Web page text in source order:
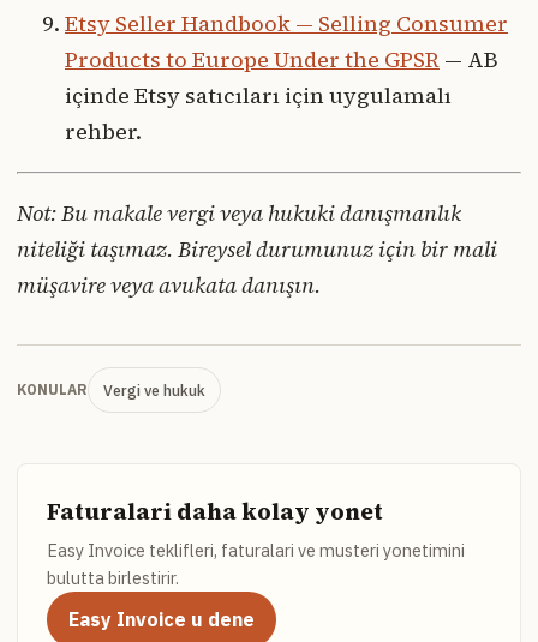
Etsy Seller Handbook — Selling Consumer
Products to Europe Under the GPSR — AB
içinde Etsy satıcıları için uygulamalı
rehber.
Not: Bu makale vergi veya hukuki danışmanlık
niteliği taşımaz. Bireysel durumunuz için bir mali
müşavire veya avukata danışın.
KONULAR Vergi ve hukuk
Faturalari daha kolay yonet
Easy Invoice teklifleri, faturalari ve musteri yonetimini
bulutta birlestirir.
Easy Invoice u dene